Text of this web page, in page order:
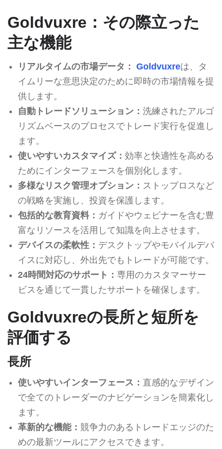
Goldvuxre：その際立った
主な機能
リアルタイムの市場データ： Goldvuxreは、タ
イムリーな意思決定のために即時の市場情報を提
供します。
自動トレードソリューション： 洗練されたアルゴ
リズムベースのプロセスでトレード実行を促進し
ます。
使いやすいカスタマイズ： 効率と快適性を高める
ためにインターフェースを個別化します。
多様なリスク管理オプション： ストップロスなど
の戦略を実施し、投資を保護します。
包括的な教育資料： ガイドやウェビナーを含む豊
富なリソースを活用して知識を向上させます。
デバイスの柔軟性： デスクトップやモバイルデバ
イスに対応し、外出先でもトレードが可能です。
24時間対応のサポート： 専用のカスタマーサー
ビスを通じて一貫したサポートを確保します。
Goldvuxreの長所と短所を
評価する
長所
使いやすいインターフェース： 直感的なデザイン
で全てのトレーダーのナビゲーションを簡素化し
ます。
革新的な機能： 競争力のあるトレードエッジのた
めの最新ツールにアクセスできます。